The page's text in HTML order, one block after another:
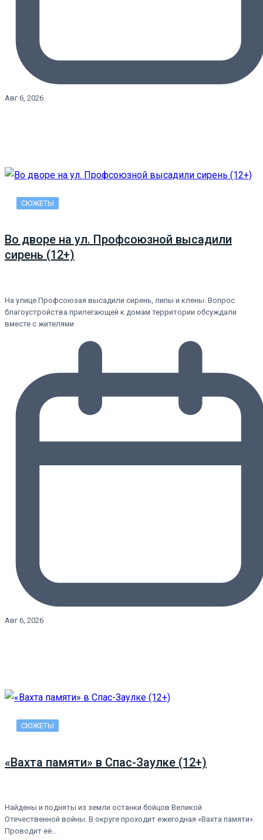
Авг 6, 2026
СЮЖЕТЫ
Во дворе на ул. Профсоюзной высадили
сирень (12+)
На улице Профсоюзая высадили сирень, липы и клены. Вопрос
благоустройства прилегающей к домам территории обсуждали
вместе с жителями
Авг 6, 2026
СЮЖЕТЫ
«Вахта памяти» в Спас-Заулке (12+)
Найдены и подняты из земли останки бойцов Великой
Отечественной войны. В округе проходит ежегодная «Вахта памяти».
Проводит её…